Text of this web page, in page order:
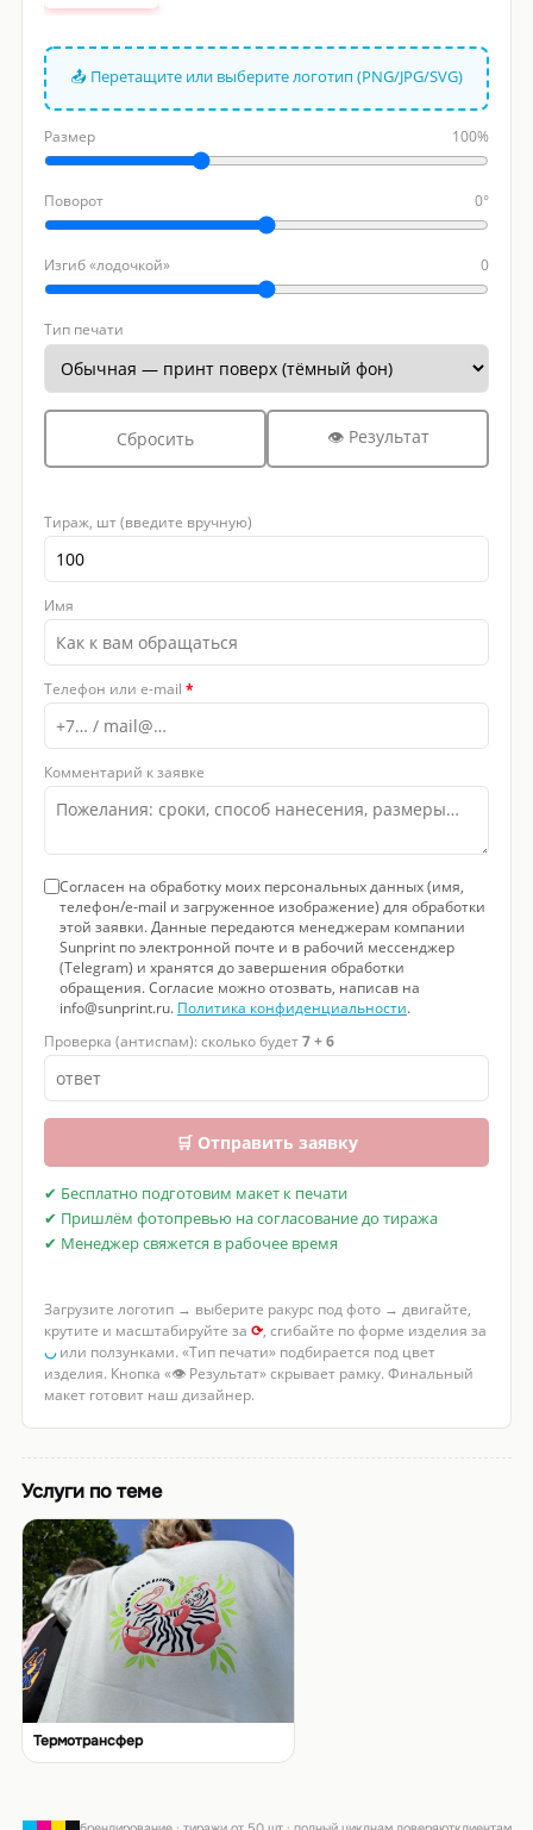
📤 Перетащите или выберите логотип (PNG/JPG/SVG)
Размер 100%
Поворот 0°
Изгиб «лодочкой» 0
Тип печати
Сбросить 👁 Результат
Тираж, шт (введите вручную)
Имя
Телефон или e-mail *
Комментарий к заявке
Согласен на обработку моих персональных данных (имя,
телефон/e-mail и загруженное изображение) для обработки
этой заявки. Данные передаются менеджерам компании
Sunprint по электронной почте и в рабочий мессенджер
(Telegram) и хранятся до завершения обработки
обращения. Согласие можно отозвать, написав на
info@sunprint.ru. Политика конфиденциальности.
Проверка (антиспам): сколько будет7 + 6
🛒 Отправить заявку
✔ Бесплатно подготовим макет к печати
✔ Пришлём фотопревью на согласование до тиража
✔ Менеджер свяжется в рабочее время
Загрузите логотип → выберите ракурс под фото → двигайте,
крутите и масштабируйте за ⟳, сгибайте по форме изделия за
◡или ползунками. «Тип печати» подбирается под цвет
изделия. Кнопка «👁 Результат» скрывает рамку. Финальный
макет готовит наш дизайнер.
Услуги по теме
Термотрансфер